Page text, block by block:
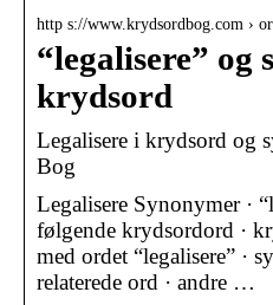
http s://www.krydsordbog.com ›
“legalisere” og
krydsord
Legalisere i krydsord og
Bog
Legalisere Synonymer ·
følgende krydsordord ·
med ordet “legalisere” ·
relaterede ord · andre …